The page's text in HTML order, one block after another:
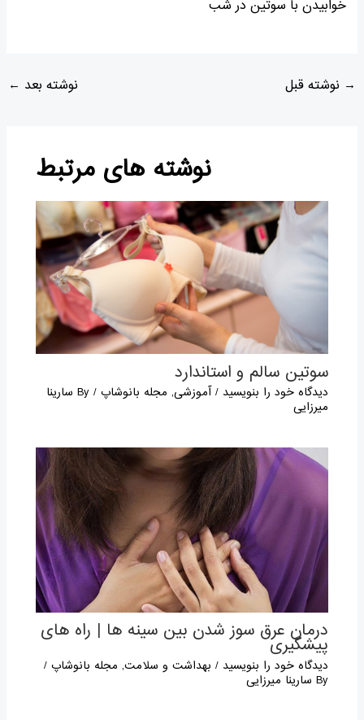
خوابیدن با سوتین در شب
→ نوشته قبل نوشته بعد ←
نوشته های مرتبط
سوتین سالم و استاندارد
دیدگاه‌ خود را بنویسید /آموزشی, مجله بانوشاپ / By سارینا
میرزایی
درمان عرق سوز شدن بين سينه ها | راه های
پیشگیری
دیدگاه‌ خود را بنویسید / بهداشت و سلامت, مجله بانوشاپ /
By سارینا میرزایی